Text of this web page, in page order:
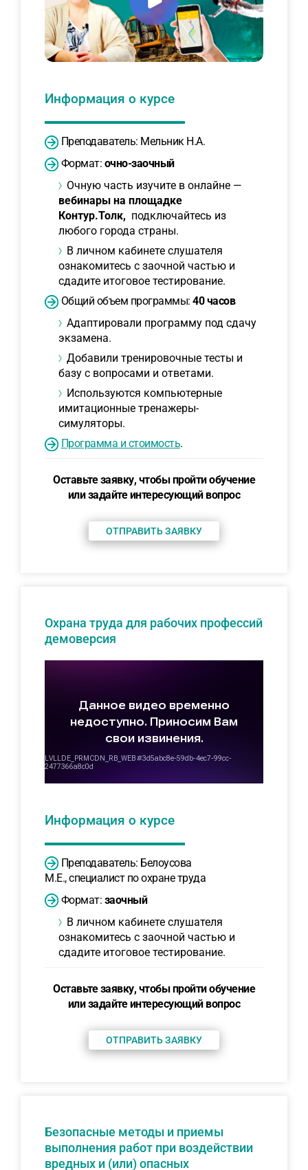
Информация о курсе
Преподаватель: Мельник Н.А.
Формат: очно-заочный
Очную часть изучите в онлайне —
вебинары на площадке
Контур.Толк, подключайтесь из
любого города страны.
В личном кабинете слушателя
ознакомитесь с заочной частью и
сдадите итоговое тестирование.
Общий объем программы: 40 часов
Адаптировали программу под сдачу
экзамена.
Добавили тренировочные тесты и
базу с вопросами и ответами.
Используются компьютерные
имитационные тренажеры-
симуляторы.
Программа и стоимость.
Оставьте заявку, чтобы пройти обучение
или задайте интересующий вопрос
ОТПРАВИТЬ ЗАЯВКУ
Охрана труда для рабочих профессий
демоверсия
Информация о курсе
Преподаватель: Белоусова
М.Е., специалист по охране труда
Формат: заочный
В личном кабинете слушателя
ознакомитесь с заочной частью и
сдадите итоговое тестирование.
Оставьте заявку, чтобы пройти обучение
или задайте интересующий вопрос
ОТПРАВИТЬ ЗАЯВКУ
Безопасные методы и приемы
выполнения работ при воздействии
вредных и (или) опасных